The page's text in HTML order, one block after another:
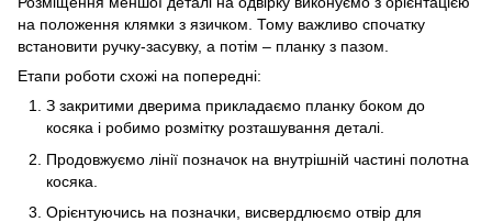
на положення клямки з язичком. Тому важливо спочатку
встановити ручку-засувку, а потім – планку з пазом.
Етапи роботи схожі на попередні:
З закритими дверима прикладаємо планку боком до
косяка і робимо розмітку розташування деталі.
Продовжуємо лінії позначок на внутрішній частині полотна
косяка.
Орієнтуючись на позначки, висвердлюємо отвір для